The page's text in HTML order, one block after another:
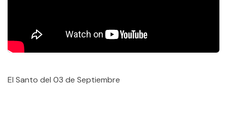
El Santo del 03 de Septiembre